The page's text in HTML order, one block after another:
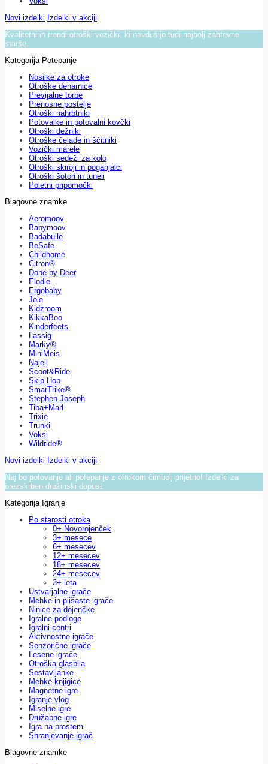
Novi izdelki Izdelki v akciji
Kvalitetni in trendi otroški vozički, ki navdušijo tudi najbolj zahtevne
starše.
Kategorija Potepanje
Nosilke za otroke
Otroške denarnice
Previjalne torbe
Prenosne postelje
Otroški nahrbtniki
Potovalke in potovalni kovčki
Otroški dežniki
Otroške čelade in ščitniki
Vozički marele
Otroški sedeži za kolo
Otroški skiroji in poganjalci
Otroški šotori in tuneli
Poletni pripomočki
Blagovne znamke
Aeromoov
Babymoov
Badabulle
BeSafe
Childhome
Citron®
Done by Deer
Elodie
Ergobaby
Joie
Kidzroom
KikkaBoo
Kinderfeets
Lässig
Marky®
MiniMeis
Najell
Scoot&Ride
Skip Hop
SmarTrike®
Stephen Joseph
Tiba+Marl
Trixie
Trunki
Voksi
Wildride®
Novi izdelki Izdelki v akciji
Naj bo potovanje ali potepanje z otrokom čimbolj prijetno! Izdelki za
brezskrben družinski dopust.
Kategorija Igranje
Po starosti otroka
0+ Novorojenček
3+ mesece
6+ mesecev
12+ mesecev
18+ mesecev
24+ mesecev
3+ leta
Ustvarjalne igrače
Mehke in plišaste igrače
Ninice za dojenčke
Igralne podloge
Igralni centri
Aktivnostne igrače
Senzorične igrače
Lesene igrače
Otroška glasbila
Sestavljanke
Mehke knjigice
Magnetne igre
Igranje vlog
Miselne igre
Družabne igre
Igra na prostem
Shranjevanje igrač
Blagovne znamke